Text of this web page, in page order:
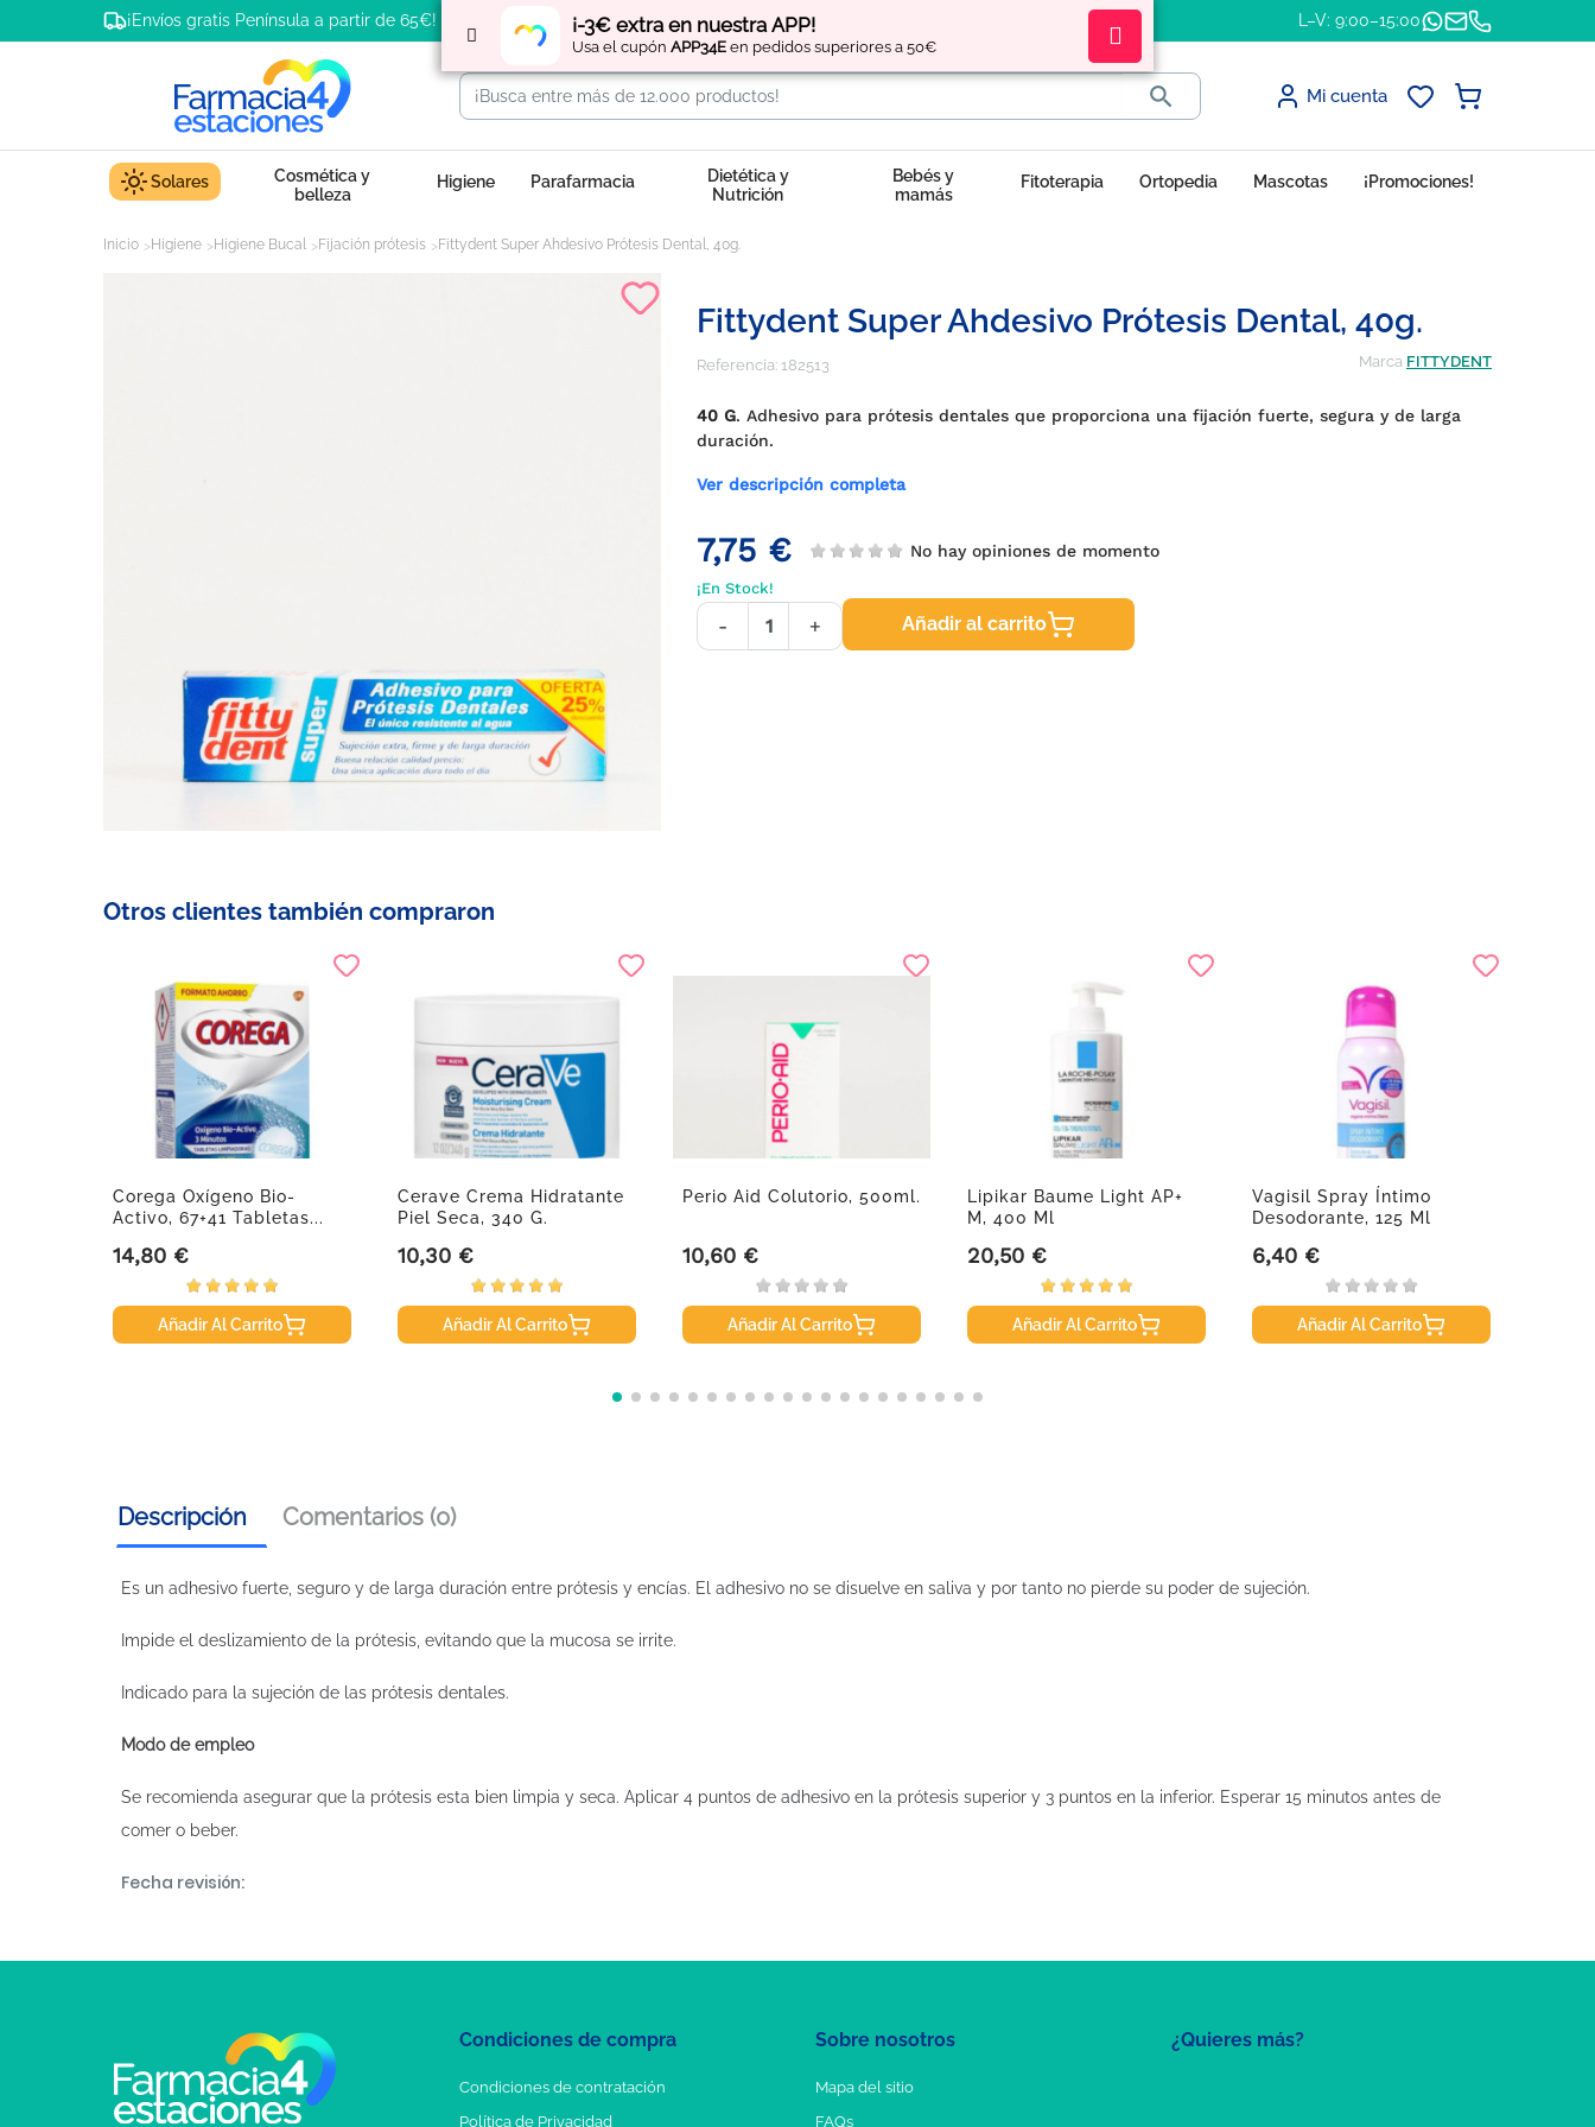
¡-3€ extra en nuestra APP!
Usa el cupón APP34E en pedidos superiores a 50€
¡Envíos gratis Península a partir de 65€! Regístratey obtén L–V: 9:00–15:00
 Mi cuenta
Solares
Cosmética y
belleza
Higiene Parafarmacia
Dietética y
Nutrición
Bebés y
mamás
Fitoterapia Ortopedia Mascotas ¡Promociones!
Inicio Higiene Higiene Bucal Fijación prótesis Fittydent Super Ahdesivo Prótesis Dental, 40g.
Fittydent Super Ahdesivo Prótesis Dental, 40g.
Referencia: 182513 Marca FITTYDENT
40 G. Adhesivo para prótesis dentales que proporciona una fijación fuerte, segura y de larga
duración.
Ver descripción completa
7,75 € No hay opiniones de momento
¡En Stock!
- + Añadir al carrito
Otros clientes también compraron
Corega Oxígeno Bio-
Activo, 67+41 Tabletas...
Precio
14,80 €
Añadir Al Carrito
Cerave Crema Hidratante
Piel Seca, 340 G.
Precio
10,30 €
Añadir Al Carrito
Perio Aid Colutorio, 500ml.
Precio
10,60 €
Añadir Al Carrito
Lipikar Baume Light AP+
M, 400 Ml
Precio
20,50 €
Añadir Al Carrito
Vagisil Spray Íntimo
Desodorante, 125 Ml
Precio
6,40 €
Añadir Al Carrito
Descripción Comentarios (0)
Es un adhesivo fuerte, seguro y de larga duración entre prótesis y encías. El adhesivo no se disuelve en saliva y por tanto no pierde su poder de sujeción.
Impide el deslizamiento de la prótesis, evitando que la mucosa se irrite.
Indicado para la sujeción de las prótesis dentales.
Modo de empleo
Se recomienda asegurar que la prótesis esta bien limpia y seca. Aplicar 4 puntos de adhesivo en la prótesis superior y 3 puntos en la inferior. Esperar 15 minutos antes de
comer o beber.
Fecha revisión:
¿Quieres más?
Condiciones de compra
Condiciones de contratación
Política de Privacidad
Sobre nosotros
Mapa del sitio
FAQs